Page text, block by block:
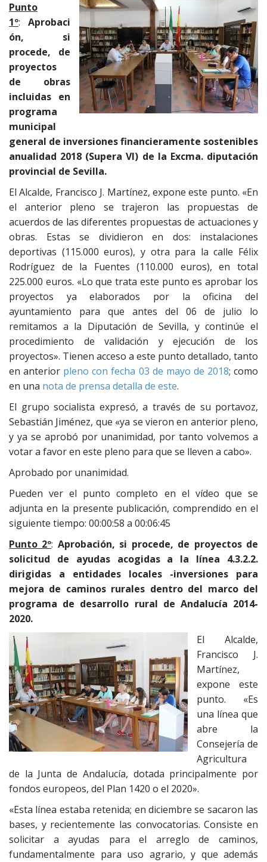
Punto
1º: Aprobaci
ón, si
procede, de
proyectos
de obras
incluidas en
programa
municipal
general de inversiones financieramente sostenibles
anualidad 2018 (Supera VI) de la Excma. diputación
provincial de Sevilla.
El Alcalde, Francisco J. Martínez, expone este punto. «En
el anterior pleno se trajeron las propuestas de
acuerdos de las diferentes propuestas de actuaciones y
obras. Estas se dividieron en dos: instalaciones
deportivas (115.000 euros), y otra para la calle Félix
Rodríguez de la Fuentes (110.000 euros), en total
225.000 euros. «Lo que trata este punto es aprobar los
proyectos ya elaborados por la oficina del
ayuntamiento para que antes del 06 de julio lo
remitamos a la Diputación de Sevilla, y continúe el
procedimiento de validación y ejecución de los
proyectos». Tienen acceso a este punto detallado, tanto
en anterior pleno con fecha 03 de mayo de 2018; como
en una nota de prensa detalla de este.
El grupo socialista expresó, a través de su portavoz,
Sebastián Jiménez, que «ya se vieron en anterior pleno,
y ya se aprobó por unanimidad, por tanto volvemos a
votar a favor en este pleno para que se lleven a cabo».
Aprobado por unanimidad.
Pueden ver el punto completo en el vídeo que se
adjunta en la presente publicación, comprendido en el
siguiente tiempo: 00:00:58 a 00:06:45
Punto 2º: Aprobación, si procede, de proyectos de
solicitud de ayudas acogidas a la línea 4.3.2.2.
dirigidas a entidades locales -inversiones para
mejora de caminos rurales dentro del marco del
programa de desarrollo rural de Andalucía 2014-
2020.
El Alcalde,
Francisco J.
Martínez,
expone este
punto. «Es
una línea que
abre la
Consejería de
Agricultura
de la Junta de Andalucía, dotada principalmente por
fondos europeos, del Plan 1420 o el 2020».
«Esta línea estaba retenida; en diciembre se sacaron las
bases, y recientemente las convocatorias. Consiste en
solicitar a ayudas para el arreglo de caminos,
fundamentalmente para uso agrario, y que además